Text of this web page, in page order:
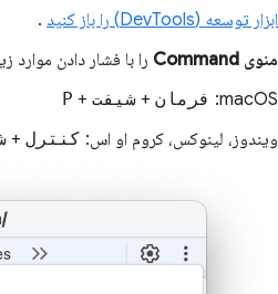
ابزار توسعه (DevTools) را باز کنید
.
منوی Command
را با فشار دادن موارد
macOS: فرمان + شیفت +
P
ویندوز، لینوکس، کروم او اس: کنترل +